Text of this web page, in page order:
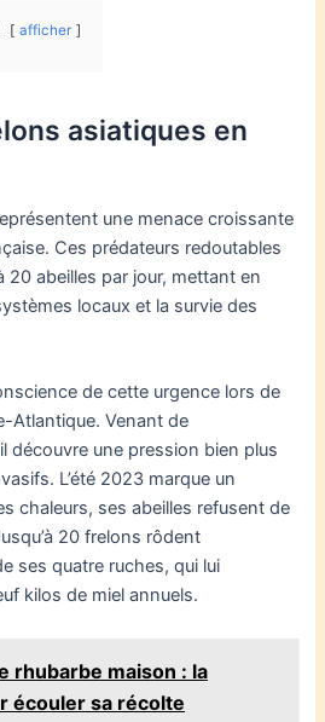
afficher
asiatiques en
une menace croissante
Ces prédateurs redoutables
20 abeilles par jour, mettant en
locaux et la survie des
de cette urgence lors de
Atlantique. Venant de
découvre une pression bien plus
L’été 2023 marque un
chaleurs, ses abeilles refusent de
20 frelons rôdent
ses quatre ruches, qui lui
kilos de miel annuels.
rhubarbe maison : la
écouler sa récolte